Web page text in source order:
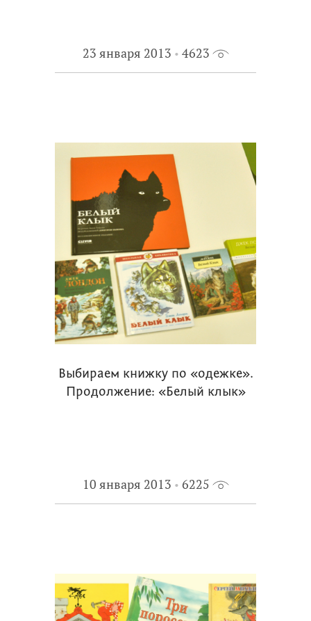
23 января 2013 4623
Выбираем книжку по «одежке».
Продолжение: «Белый клык»
10 января 2013 6225